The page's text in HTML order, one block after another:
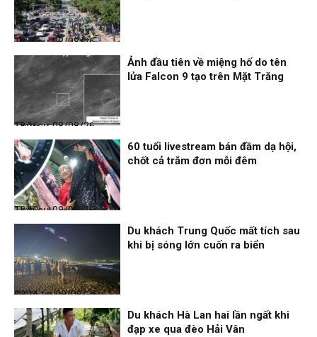
Thời sự
08/08/26, 18:19
Thời sự
08/08/26, 18:16
Ảnh đầu tiên về miệng hố do tên
lửa Falcon 9 tạo trên Mặt Trăng
Thời sự
08/08/26, 13:13
60 tuổi livestream bán đầm dạ hội,
chốt cả trăm đơn mỗi đêm
Điểm tin
08/08/26, 13:11
Du khách Trung Quốc mất tích sau
khi bị sóng lớn cuốn ra biển
Du khách Hà Lan hai lần ngất khi
đạp xe qua đèo Hải Vân